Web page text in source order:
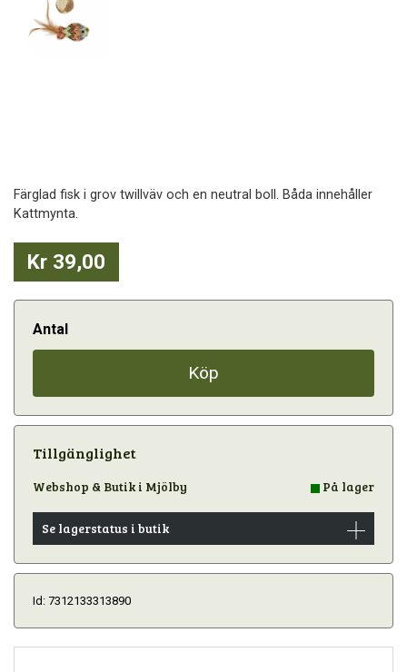
Färglad fisk i grov twillväv och en neutral boll. Båda innehåller
Kattmynta.
Kr 39,00
Antal
Köp
Tillgänglighet
Webshop & Butik i Mjölby På lager
Se lagerstatus i butik
Id: 7312133313890